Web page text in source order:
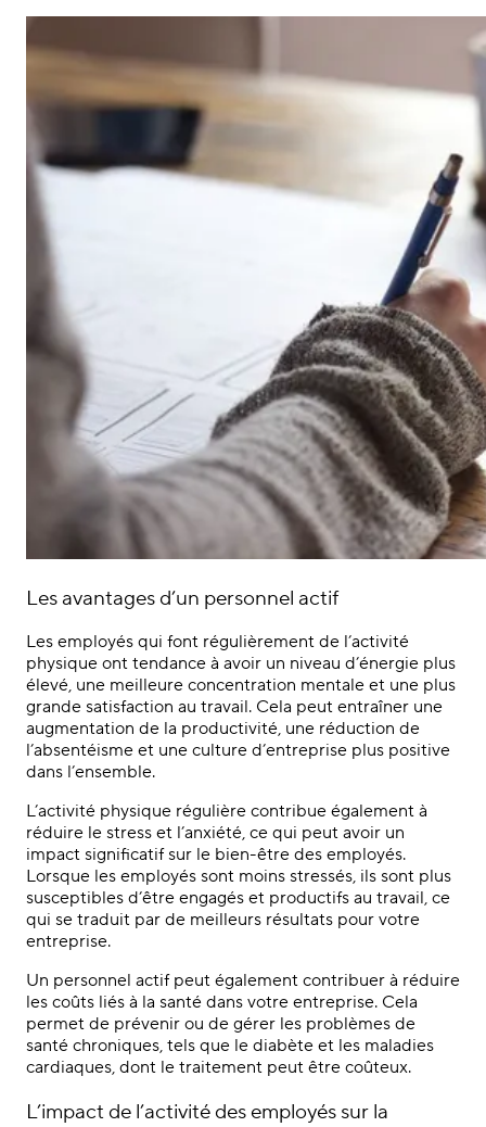
Les avantages d’un personnel actif
Les employés qui font régulièrement de l’activité
physique ont tendance à avoir un niveau d’énergie plus
élevé, une meilleure concentration mentale et une plus
grande satisfaction au travail. Cela peut entraîner une
augmentation de la productivité, une réduction de
l’absentéisme et une culture d’entreprise plus positive
dans l’ensemble.
L’activité physique régulière contribue également à
réduire le stress et l’anxiété, ce qui peut avoir un
impact significatif sur le bien-être des employés.
Lorsque les employés sont moins stressés, ils sont plus
susceptibles d’être engagés et productifs au travail, ce
qui se traduit par de meilleurs résultats pour votre
entreprise.
Un personnel actif peut également contribuer à réduire
les coûts liés à la santé dans votre entreprise. Cela
permet de prévenir ou de gérer les problèmes de
santé chroniques, tels que le diabète et les maladies
cardiaques, dont le traitement peut être coûteux.
L’impact de l’activité des employés sur la